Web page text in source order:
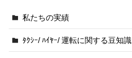
私たちの実績
ﾀｸｼｰ/ ﾊｲﾔｰ/ 運転に関する豆知識